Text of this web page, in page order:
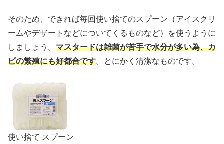
そのため、できれば毎回使い捨てのスプーン（アイスクリ
ームやデザートなどについてくるものなど）を使うように
しましょう。 マスタードは雑菌が苦手で水分が多い為、カ
ビの繁殖にも好都合です。とにかく清潔なものです。
使い捨て スプーン